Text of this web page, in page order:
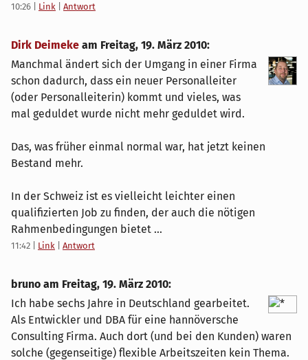
10:26 Link Antwort
Dirk Deimeke am Freitag, 19. März 2010:
Manchmal ändert sich der Umgang in einer Firma
schon dadurch, dass ein neuer Personalleiter
(oder Personalleiterin) kommt und vieles, was
mal geduldet wurde nicht mehr geduldet wird.
Das, was früher einmal normal war, hat jetzt keinen
Bestand mehr.
In der Schweiz ist es vielleicht leichter einen
qualifizierten Job zu finden, der auch die nötigen
Rahmenbedingungen bietet ...
11:42 Link Antwort
bruno am Freitag, 19. März 2010:
Ich habe sechs Jahre in Deutschland gearbeitet.
Als Entwickler und DBA für eine hannöversche
Consulting Firma. Auch dort (und bei den Kunden) waren
solche (gegenseitige) flexible Arbeitszeiten kein Thema.